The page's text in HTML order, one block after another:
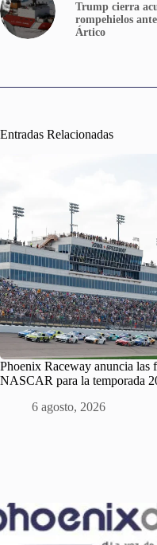
Trump cierra
rompehielos
Ártico
Entradas Relacionadas
Phoenix Raceway anuncia las
NASCAR para la temporada
6 agosto, 2026